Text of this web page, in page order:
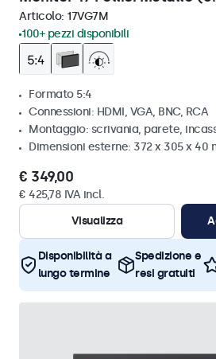
Articolo: 17VG7M
100+ pezzi disponibili
Formato 5:4
Connessioni: HDMI, VGA, BNC, RCA
Montaggio: scrivania, parete,
Dimensioni esterne: 372 x 305 x 40
€ 349,00
€ 425,78 IVA incl.
Visualizza
Disponibilità a
lungo termine
Spedizione e
resi gratuiti